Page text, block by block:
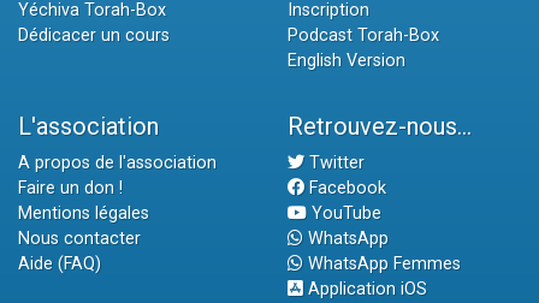
Yéchiva Torah-Box
Dédicacer un cours
Inscription
Podcast Torah-Box
English Version
L'association
A propos de l'association
Faire un don !
Mentions légales
Nous contacter
Aide (FAQ)
Retrouvez-nous...
Twitter
Facebook
YouTube
WhatsApp
WhatsApp Femmes
Application iOS